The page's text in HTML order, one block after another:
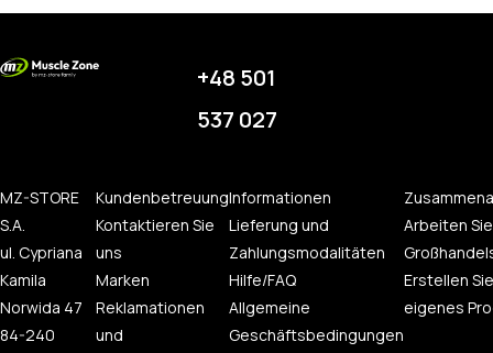
+48 501
537 027
MZ-STORE
S.A.
ul. Cypriana
Kamila
Norwida 47
84-240
Kundenbetreuung
Kontaktieren Sie
uns
Marken
Reklamationen
und
Informationen
Lieferung und
Zahlungsmodalitäten
Hilfe/FAQ
Allgemeine
Geschäftsbedingungen
Arbeiten
Erstellen
eigenes